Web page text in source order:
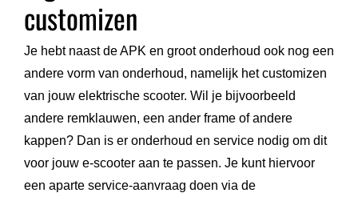
customizen
Je hebt naast de APK en groot onderhoud ook nog een
andere vorm van onderhoud, namelijk het customizen
van jouw elektrische scooter. Wil je bijvoorbeeld
andere remklauwen, een ander frame of andere
kappen? Dan is er onderhoud en service nodig om dit
voor jouw e-scooter aan te passen. Je kunt hiervoor
een aparte service-aanvraag doen via de